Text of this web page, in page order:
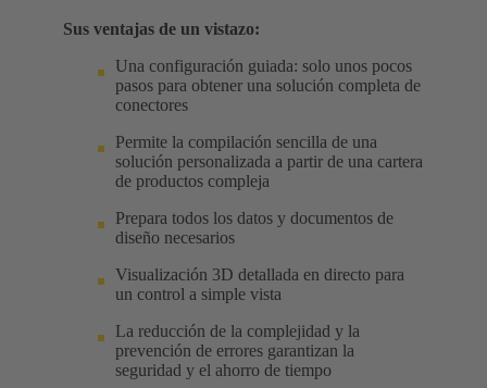
Sus ventajas de un vistazo:
Una configuración guiada: solo unos pocos
pasos para obtener una solución completa de
conectores
Permite la compilación sencilla de una
solución personalizada a partir de una cartera
de productos compleja
Prepara todos los datos y documentos de
diseño necesarios
Visualización 3D detallada en directo para
un control a simple vista
La reducción de la complejidad y la
prevención de errores garantizan la
seguridad y el ahorro de tiempo